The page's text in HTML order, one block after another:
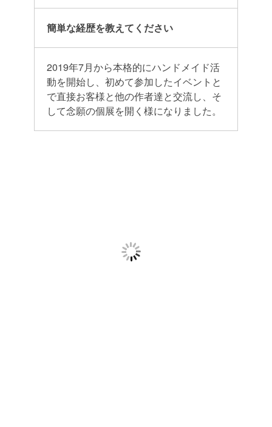
簡単な経歴を教えてください
2019年7月から本格的にハンドメイド活
動を開始し、初めて参加したイベントと
で直接お客様と他の作者達と交流し、そ
して念願の個展を開く様になりました。